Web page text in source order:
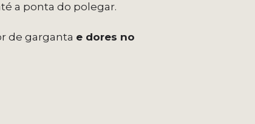
a ponta do polegar.
de garganta e dores no